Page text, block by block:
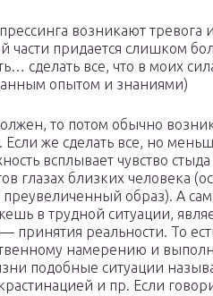
возникают тревога
части придается слишком
сделать все, что в моих
опытом и знаниями)
то потом обычно
Если же сделать все, но
всплывает чувство
глазах близких человека
преувеличенный образ). А
в трудной ситуации,
принятия реальности. То
намерению и
подобные ситуации
и пр. Если